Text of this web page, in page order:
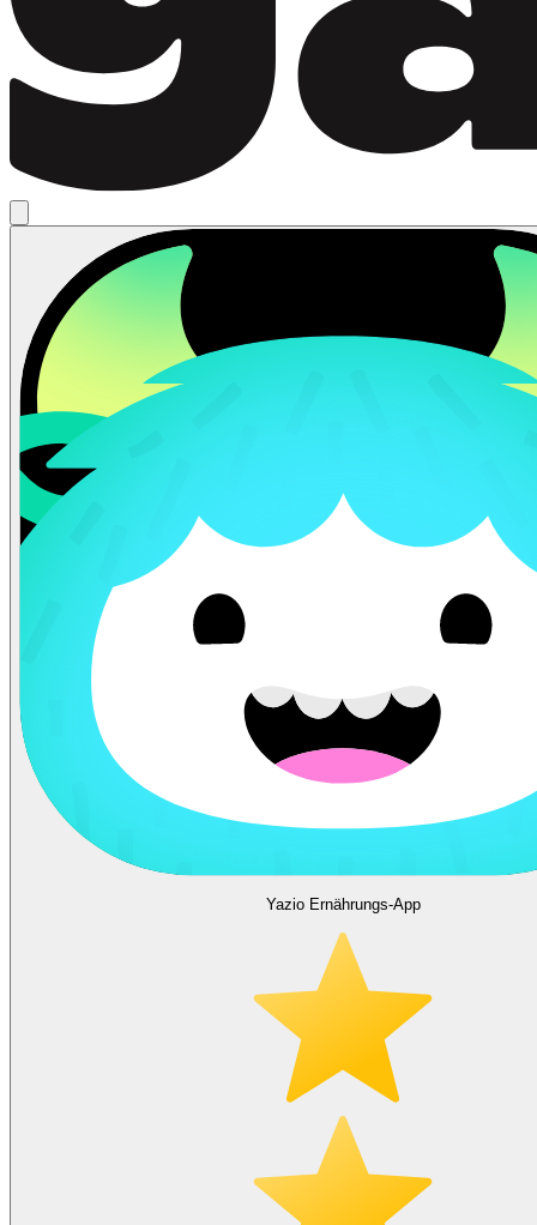
Yazio Ernährungs-App